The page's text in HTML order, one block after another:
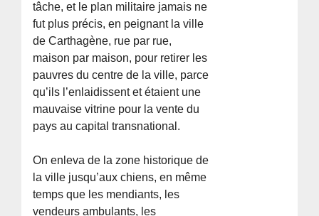
tâche, et le plan militaire jamais ne
fut plus précis, en peignant la ville
de Carthagène, rue par rue,
maison par maison, pour retirer les
pauvres du centre de la ville, parce
qu’ils l’enlaidissent et étaient une
mauvaise vitrine pour la vente du
pays au capital transnational.
On enleva de la zone historique de
la ville jusqu’aux chiens, en même
temps que les mendiants, les
vendeurs ambulants, les